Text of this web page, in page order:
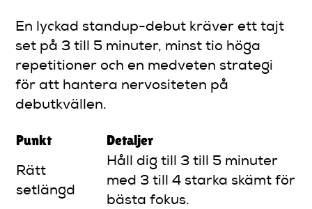
En lyckad standup-debut kräver ett tajt
set på 3 till 5 minuter, minst tio höga
repetitioner och en medveten strategi
för att hantera nervositeten på
debutkvällen.
Punkt Detaljer
Rätt
setlängd
Håll dig till 3 till 5 minuter
med 3 till 4 starka skämt för
bästa fokus.